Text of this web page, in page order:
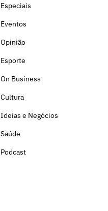
Especiais
Eventos
Opinião
Esporte
On Business
Cultura
Ideias e Negócios
Saúde
Podcast